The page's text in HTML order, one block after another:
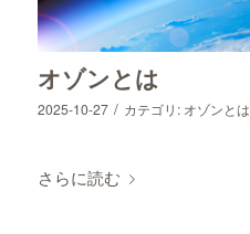
オゾンとは
2025-10-27 / カテゴリ: オゾンとは
さらに読む